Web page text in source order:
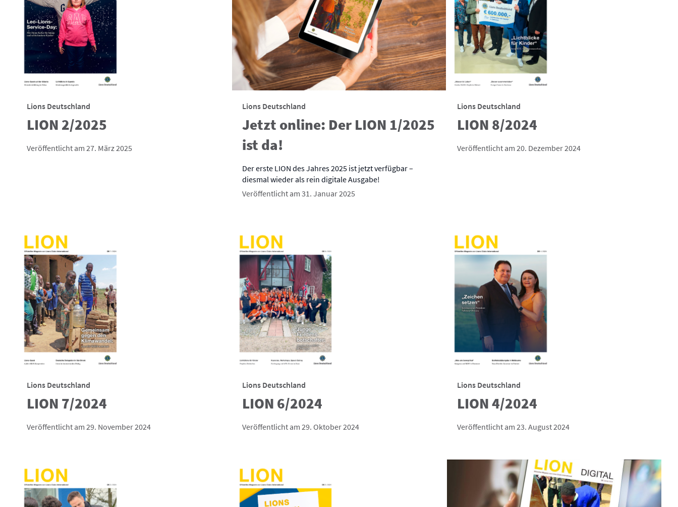
Lions Deutschland
LION 2/2025
Veröffentlicht am 27. März 2025
Lions Deutschland
Jetzt online: Der LION 1/2025
ist da!
Der erste LION des Jahres 2025 ist jetzt verfügbar –
diesmal wieder als rein digitale Ausgabe!
Veröffentlicht am 31. Januar 2025
Lions Deutschland
LION 8/2024
Veröffentlicht am 20. Dezember 2024
Lions Deutschland
LION 7/2024
Veröffentlicht am 29. November 2024
Lions Deutschland
LION 6/2024
Veröffentlicht am 29. Oktober 2024
Lions Deutschland
LION 4/2024
Veröffentlicht am 23. August 2024